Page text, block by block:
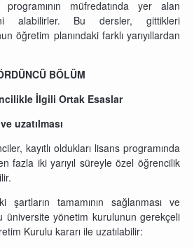
programının müfredatında yer alan
alabilirler. Bu dersler, gittikleri
öğretim planındaki farklı yarıyıllardan
BÖLÜM
İlgili Ortak Esaslar
uzatılması
kayıtlı oldukları lisans programında
fazla iki yarıyıl süreyle özel öğrencilik
şartların tamamının sağlanması ve
üniversite yönetim kurulunun gerekçeli
Kurulu kararı ile uzatılabilir: